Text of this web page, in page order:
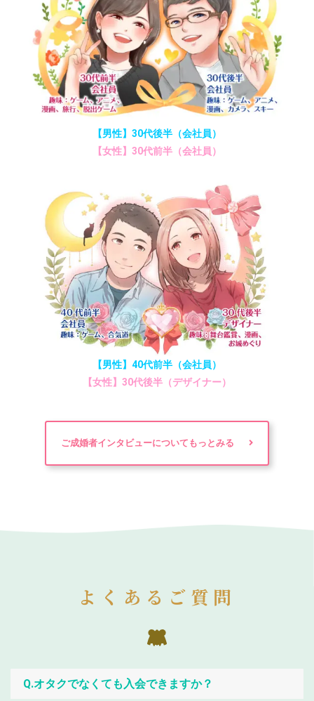
【男性】30代後半（会社員）
【女性】30代前半（会社員）
【男性】40代前半（会社員）
【女性】30代後半（デザイナー）
ご成婚者インタビューについてもっとみる
よくあるご質問
Q.オタクでなくても入会できますか？